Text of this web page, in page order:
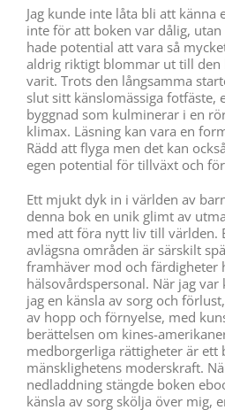
Jag kunde inte låta bli att känna
inte för att boken var dålig,
hade potential att vara så
aldrig riktigt blommar ut till den
varit. Trots den långsamma
slut sitt känslomässiga fotfäste,
byggnad som kulminerar i en
klimax. Läsning kan vara en
Rädd att flyga men det kan
egen potential för tillväxt och
Ett mjukt dyk in i världen av
denna bok en unik glimt av
med att föra nytt liv till världen.
avlägsna områden är särskilt
framhäver mod och färdigheter
hälsovårdspersonal. När jag
jag en känsla av sorg och
av hopp och förnyelse, med
berättelsen om kines-
medborgerliga rättigheter är ett
mänsklighetens moderskraft.
nedladdning stängde boken
känsla av sorg skölja över mig,